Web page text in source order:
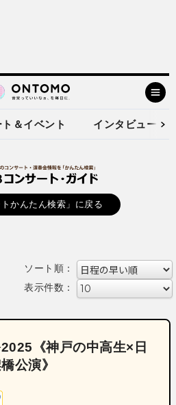
＆イベント インタビュー
かんたん検索」に戻る
ソート順：
表示件数：
《神戸の中高生×日
公演》